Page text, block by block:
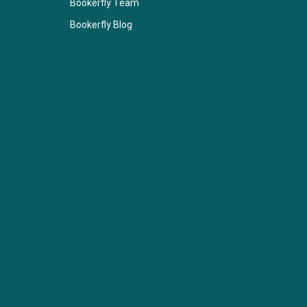
Bookerfly Team
Bookerfly Blog